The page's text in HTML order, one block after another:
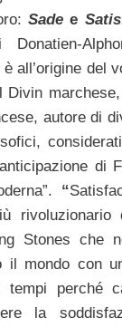
Sadee
Donatien-
all’origine del
Divin
autore di
di
“
rivoluzionario
Stones che
il mondo con
tempi perché
la